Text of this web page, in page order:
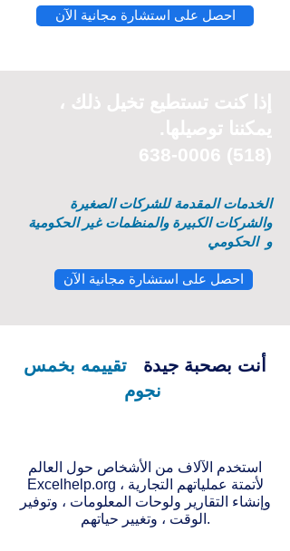
احصل على استشارة مجانية الآن
إذا كنت تستطيع تخيل ذلك ،
يمكننا توصيلها.
(518) 638-0006
الخدمات المقدمة للشركات الصغيرة
والشركات الكبيرة والمنظمات غير الحكومية
و الحكومي
احصل على استشارة مجانية الآن
أنت بصحبة جيدة
تقييمه بخمس
نجوم
استخدم الآلاف من الأشخاص حول العالم
Excelhelp.org لأتمتة عملياتهم التجارية ،
وإنشاء التقارير ولوحات المعلومات ، وتوفير
الوقت ، وتغيير حياتهم.